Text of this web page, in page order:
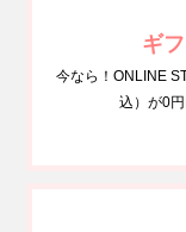
ギ
今なら！ONLINE
込）が0